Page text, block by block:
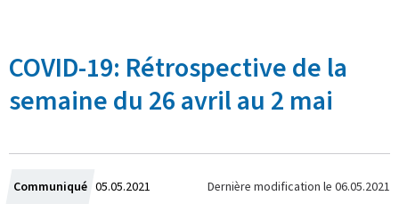
lCOVID-19: Rétrospective de la
semaine du 26 avril au 2 mai
Communiqué C
05.05.2021 Dernière modification le 06.05.2021